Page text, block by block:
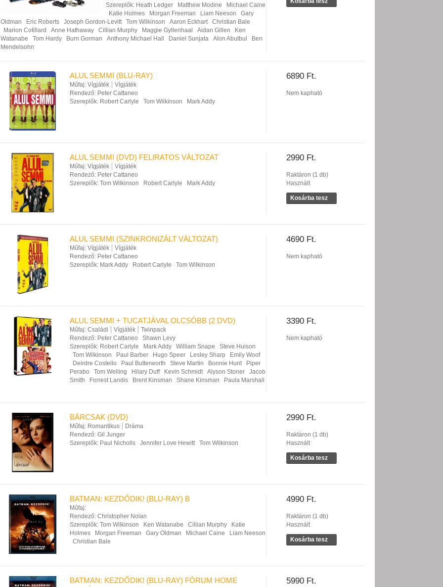
Szereplők: Heath Ledger Matthew Modine
Michael Caine
Katie Holmes
Morgan Freeman Liam Neeson
Gary
Oldman
Eric Roberts Joseph Gordon-Levitt Tom Wilkinson Aaron Eckhart
Christian Bale
Marion Cotillard
Anne Hathaway Cillian Murphy Maggie Gyllenhaal Aidan Gillen
Ken
Watanabe
Tom Hardy Burn Gorman Anthony Michael Hall Daniel Sunjata Alon Abutbul
Ben
Mendelsohn
6890 Ft.
Nem kapható
ALUL SEMMI (BLU-RAY)
Műfaj: Vígjáték
Vígjáték
Rendező: Peter Cattaneo
Szereplők: Robert Carlyle Tom Wilkinson Mark Addy
2990 Ft.
Raktáron (1 db)
Használt
Kosárba tesz
ALUL SEMMI (DVD) FELIRATOS VÁLTOZAT
Műfaj: Vígjáték
Vígjáték
Rendező: Peter Cattaneo
Szereplők: Tom Wilkinson Robert Carlyle Mark Addy
4690 Ft.
Nem kapható
ALUL SEMMI (SZINKRONIZÁLT VÁLTOZAT)
Műfaj: Vígjáték
Vígjáték
Rendező: Peter Cattaneo
Szereplők: Mark Addy Robert Carlyle Tom Wilkinson
3390 Ft.
Nem kapható
ALUL SEMMI + TUCATJÁVAL OLCSÓBB (2 DVD)
Műfaj: Családi Vígjáték
Twinpack
Rendező: Peter Cattaneo
Shawn Levy
Szereplők: Robert Carlyle Mark Addy William Snape
Steve Huison
Tom Wilkinson
Paul Barber Hugo Speer Lesley Sharp
Emily Woof
Deirdre Costello
Paul Butterworth Steve Martin Bonnie Hunt
Piper
Perabo
Tom Welling Hilary Duff Kevin Schmidt Alyson Stoner
Jacob
Smith
Forrest Landis Brent Kinsman Shane Kinsman Paula Marshall
2990 Ft.
Raktáron (1 db)
Használt
Kosárba tesz
BÁRCSAK (DVD)
Műfaj: Romantikus
Dráma
Rendező: Gil Junger
Szereplők: Paul Nicholls Jennifer Love Hewitt Tom Wilkinson
4990 Ft.
Raktáron (1 db)
Használt
Kosárba tesz
BATMAN: KEZDŐDIK! (BLU-RAY) B
Műfaj:
Rendező: Christopher Nolan
Szereplők: Tom Wilkinson Ken Watanabe Cillian Murphy
Katie
Holmes
Morgan Freeman Gary Oldman Michael Caine
Liam Neeson
Christian Bale
5990 Ft.
BATMAN: KEZDŐDIK! (BLU-RAY) FÓRUM HOME